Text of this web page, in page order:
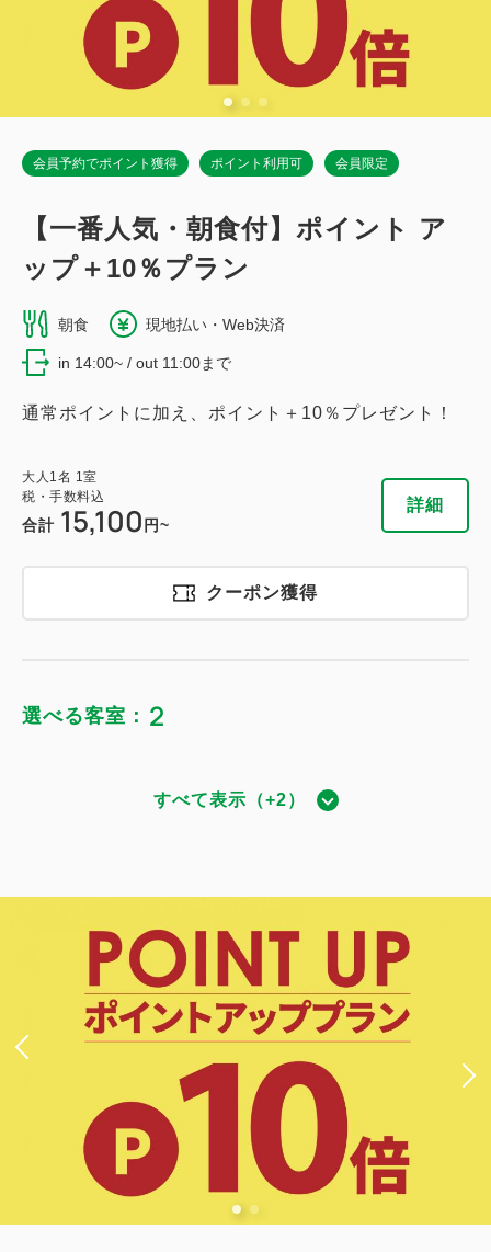
合計 15,200
詳細 今すぐ予約
会員予約でポイント獲得 ポイント利用可 会員限定
【一番人気・朝食付】ポイント ア
ップ＋10％プラン
朝食 現地払い・Web決済
in 14:00~ / out 11:00まで
通常ポイントに加え、ポイント＋10％プレゼント！
大人 1名 1室
税・手数料込
合計 15,100 円~
詳細
クーポン獲得
選べる客室： 2
会員限定
合計 67,900
ダブルサイズ / 幅131-150cm×2
Wi-Fiあり（無料）
詳細 今すぐ予約
すべて表示（+2）